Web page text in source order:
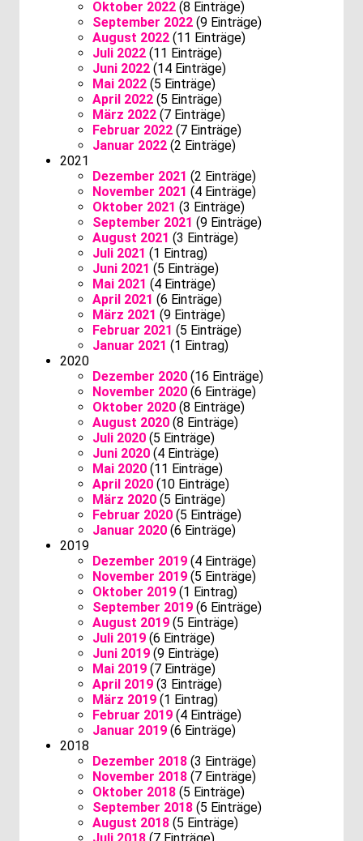
Oktober 2022 (8 Einträge)
September 2022 (9 Einträge)
August 2022 (11 Einträge)
Juli 2022 (11 Einträge)
Juni 2022 (14 Einträge)
Mai 2022 (5 Einträge)
April 2022 (5 Einträge)
März 2022 (7 Einträge)
Februar 2022 (7 Einträge)
Januar 2022 (2 Einträge)
2021
Dezember 2021 (2 Einträge)
November 2021 (4 Einträge)
Oktober 2021 (3 Einträge)
September 2021 (9 Einträge)
August 2021 (3 Einträge)
Juli 2021 (1 Eintrag)
Juni 2021 (5 Einträge)
Mai 2021 (4 Einträge)
April 2021 (6 Einträge)
März 2021 (9 Einträge)
Februar 2021 (5 Einträge)
Januar 2021 (1 Eintrag)
2020
Dezember 2020 (16 Einträge)
November 2020 (6 Einträge)
Oktober 2020 (8 Einträge)
August 2020 (8 Einträge)
Juli 2020 (5 Einträge)
Juni 2020 (4 Einträge)
Mai 2020 (11 Einträge)
April 2020 (10 Einträge)
März 2020 (5 Einträge)
Februar 2020 (5 Einträge)
Januar 2020 (6 Einträge)
2019
Dezember 2019 (4 Einträge)
November 2019 (5 Einträge)
Oktober 2019 (1 Eintrag)
September 2019 (6 Einträge)
August 2019 (5 Einträge)
Juli 2019 (6 Einträge)
Juni 2019 (9 Einträge)
Mai 2019 (7 Einträge)
April 2019 (3 Einträge)
März 2019 (1 Eintrag)
Februar 2019 (4 Einträge)
Januar 2019 (6 Einträge)
2018
Dezember 2018 (3 Einträge)
November 2018 (7 Einträge)
Oktober 2018 (5 Einträge)
September 2018 (5 Einträge)
August 2018 (5 Einträge)